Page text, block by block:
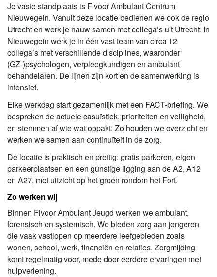
Je vaste standplaats is Fivoor Ambulant Centrum
Nieuwegein. Vanuit deze locatie bedienen we ook de regio
Utrecht en werk je nauw samen met collega’s uit Utrecht. In
Nieuwegein werk je in één vast team van circa 12
collega’s met verschillende disciplines, waaronder
(GZ-)psychologen, verpleegkundigen en ambulant
behandelaren. De lijnen zijn kort en de samenwerking is
intensief.
Elke werkdag start gezamenlijk met een FACT-briefing. We
bespreken de actuele casuïstiek, prioriteiten en veiligheid,
en stemmen af wie wat oppakt. Zo houden we overzicht en
werken we samen aan continuïteit in de zorg.
De locatie is praktisch en prettig: gratis parkeren, eigen
parkeerplaatsen en een gunstige ligging aan de A2, A12
en A27, met uitzicht op het groen rondom het Fort.
Zo werken wij
Binnen Fivoor Ambulant Jeugd werken we ambulant,
forensisch en systemisch. We bieden zorg aan jongeren
die vaak vastlopen op meerdere leefgebieden zoals
wonen, school, werk, financiën en relaties. Zorgmijding
komt regelmatig voor, mede door eerdere ervaringen met
hulpverlening.